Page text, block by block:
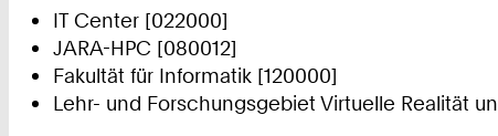
IT Center [022000]
JARA-HPC [080012]
Fakultät für Informatik [120000]
Lehr- und Forschungsgebiet Virtuelle Realität